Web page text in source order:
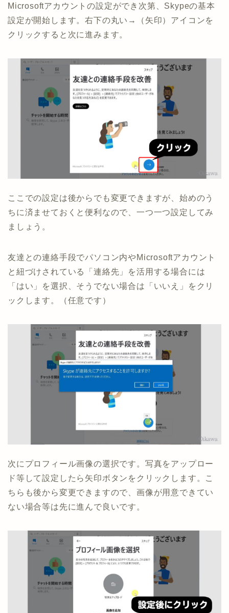
Microsoftアカウントの設定ができ次第、Skypeの基本
設定が開始します。右下の丸い→（矢印）アイコンを
クリックすると次に進みます。
ここでの設定は後からでも変更できますが、始めのう
ちに済ませておくと便利なので、一つ一つ設定してみ
ましょう。
友達との連絡手段でパソコン内やMicrosoftアカウント
と紐づけされている「連絡先」を活用する場合には
「はい」を選択、そうでない場合は「いいえ」をクリ
ックします。（任意です）
次にプロフィール画像の選択です。写真をアップロー
ド等して設定したら矢印ボタンをクリックします。こ
ちらも後から変更できますので、画像が用意できてい
ない場合等は先に進んで良いです。